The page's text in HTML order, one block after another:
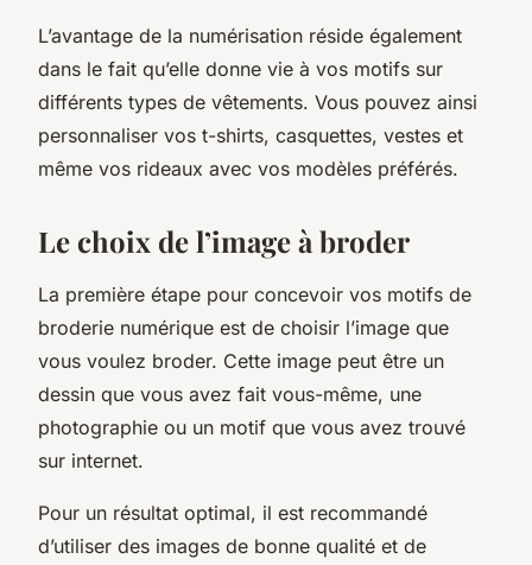
L’avantage de la numérisation réside également
dans le fait qu’elle donne vie à vos motifs sur
différents types de vêtements. Vous pouvez ainsi
personnaliser vos t-shirts, casquettes, vestes et
même vos rideaux avec vos modèles préférés.
Le choix de l’image à broder
La première étape pour concevoir vos motifs de
broderie numérique est de choisir l’image que
vous voulez broder. Cette image peut être un
dessin que vous avez fait vous-même, une
photographie ou un motif que vous avez trouvé
sur internet.
Pour un résultat optimal, il est recommandé
d’utiliser des images de bonne qualité et de